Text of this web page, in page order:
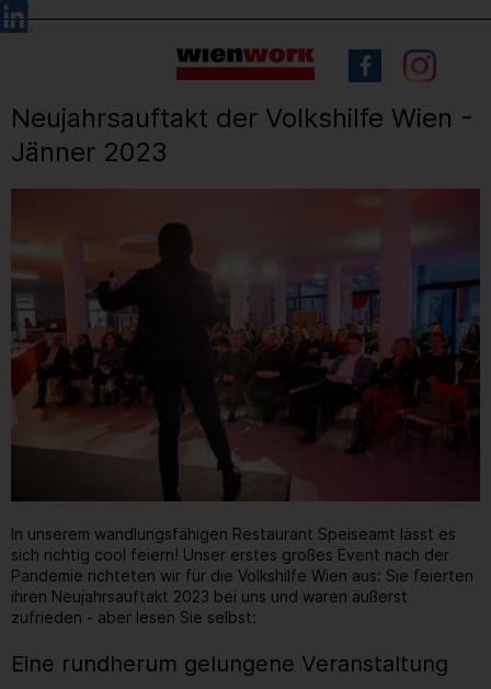
Barrierefreie
Bedienung
Sprachauswahl
Neujahrsauftakt der Volkshilfe Wien -
Jänner 2023
In unserem wandlungsfähigen Restaurant Speiseamt lässt es
sich richtig cool feiern! Unser erstes großes Event nach der
Pandemie richteten wir für die Volkshilfe Wien aus: Sie feierten
ihren Neujahrsauftakt 2023 bei uns und waren äußerst
zufrieden - aber lesen Sie selbst:
Eine rundherum gelungene Veranstaltung